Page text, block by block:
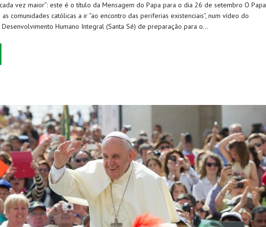
vez maior”: este é o título da Mensagem do Papa para o dia 26 de setembro O Papa
comunidades católicas a ir “ao encontro das periferias existenciais”, num vídeo do
Humano Integral (Santa Sé) de preparação para o…